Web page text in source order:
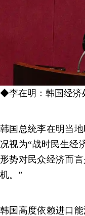
◆李在明：韩国经济
韩国总统李在明当
况视为“战时民生经
形势对民众经济而
机。”
韩国高度依赖进口